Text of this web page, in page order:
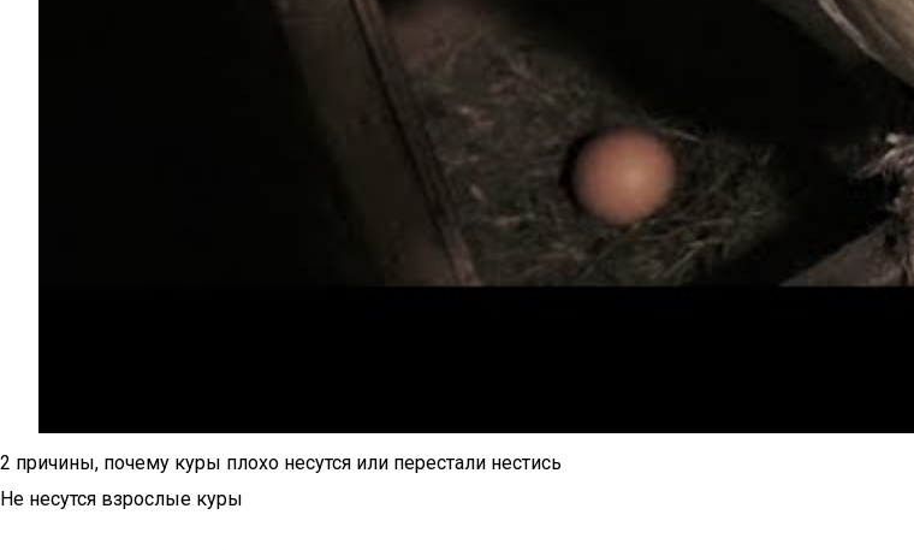
2 причины, почему куры плохо несутся или перестали нестись
Не несутся взрослые куры